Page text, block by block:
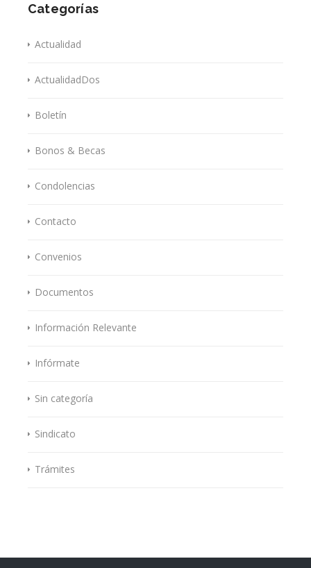
Categorías
Actualidad
ActualidadDos
Boletín
Bonos & Becas
Condolencias
Contacto
Convenios
Documentos
Información Relevante
Infórmate
Sin categoría
Sindicato
Trámites